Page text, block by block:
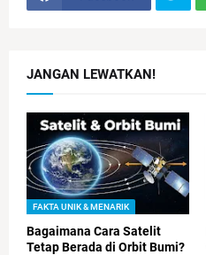
JANGAN LEWATKAN!
FAKTA UNIK & MENARIK
Bagaimana Cara Satelit
Tetap Berada di Orbit Bumi?